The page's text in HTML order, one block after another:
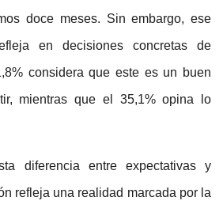
doce meses. Sin embargo, ese
en decisiones concretas de
considera que este es un buen
mientras que el 35,1% opina lo
diferencia entre expectativas y
refleja una realidad marcada por la